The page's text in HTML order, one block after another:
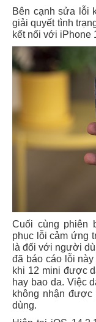
Bên cạnh sửa lỗi
giải quyết tình
kết nối với iPhone
Cuối cùng phiên
phục lỗi cảm ứng
là đối với người
đã báo cáo lỗi này
khi 12 mini được
hay bao da. Việc
không nhận
dùng.